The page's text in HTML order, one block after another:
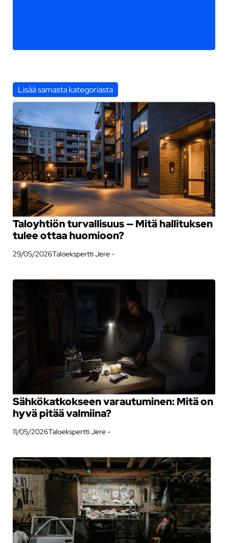
Lisää samasta kategoriasta
Taloyhtiön turvallisuus — Mitä hallituksen
tulee ottaa huomioon?
29/05/2026Taloekspertti Jere -
Sähkökatkokseen varautuminen: Mitä on
hyvä pitää valmiina?
11/05/2026Taloekspertti Jere -